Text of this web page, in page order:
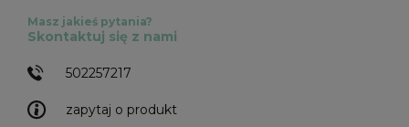
zapytaj o produkt
Masz jakieś pytania?
Skontaktuj się z nami
502257217